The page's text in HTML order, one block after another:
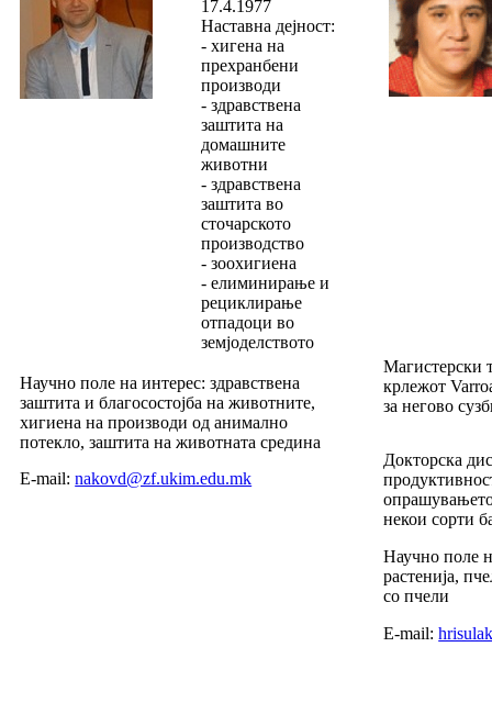
17.4.1977
Наставна дејност:
- хигена на
прехранбени
производи
- здравствена
заштита на
домашните
животни
- здравствена
заштита во
сточарското
производство
- зоохигиена
- елиминирање и
рециклирање
отпадоци во
земјоделството
Научно поле на интерес: здравствена
заштита и благосостојба на животните,
хигиена на производи од анимално
потекло, заштита на животната средина
E-mail:nakovd@zf.ukim.edu.mk
Магистерски
крлежот
за негово
Докторска
некои сорти
Научно поле
растенија,
со пчели
E-mail: